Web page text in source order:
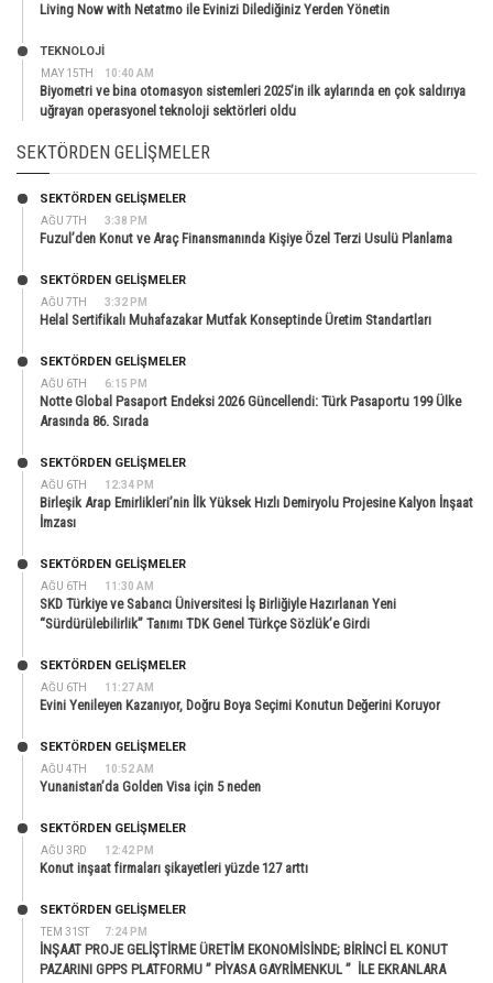
Living Now with Netatmo ile Evinizi Dilediğiniz Yerden Yönetin
MAY 15TH 10:40 AM
TEKNOLOJİ
Biyometri ve bina otomasyon sistemleri 2025’in ilk aylarında en çok saldırıya
uğrayan operasyonel teknoloji sektörleri oldu
SEKTÖRDEN GELIŞMELER
AĞU 7TH 3:38 PM
SEKTÖRDEN GELIŞMELER
Fuzul’den Konut ve Araç Finansmanında Kişiye Özel Terzi Usulü Planlama
AĞU 7TH 3:32 PM
SEKTÖRDEN GELIŞMELER
Helal Sertifikalı Muhafazakar Mutfak Konseptinde Üretim Standartları
AĞU 6TH 6:15 PM
SEKTÖRDEN GELIŞMELER
Notte Global Pasaport Endeksi 2026 Güncellendi: Türk Pasaportu 199 Ülke
Arasında 86. Sırada
AĞU 6TH 12:34 PM
SEKTÖRDEN GELIŞMELER
Birleşik Arap Emirlikleri’nin İlk Yüksek Hızlı Demiryolu Projesine Kalyon İnşaat
İmzası
AĞU 6TH 11:30 AM
SEKTÖRDEN GELIŞMELER
SKD Türkiye ve Sabancı Üniversitesi İş Birliğiyle Hazırlanan Yeni
“Sürdürülebilirlik” Tanımı TDK Genel Türkçe Sözlük’e Girdi
AĞU 6TH 11:27 AM
SEKTÖRDEN GELIŞMELER
Evini Yenileyen Kazanıyor, Doğru Boya Seçimi Konutun Değerini Koruyor
AĞU 4TH 10:52 AM
SEKTÖRDEN GELIŞMELER
Yunanistan’da Golden Visa için 5 neden
AĞU 3RD 12:42 PM
SEKTÖRDEN GELIŞMELER
Konut inşaat firmaları şikayetleri yüzde 127 arttı
TEM 31ST 7:24 PM
SEKTÖRDEN GELIŞMELER
İNŞAAT PROJE GELİŞTİRME ÜRETİM EKONOMİSİNDE; BİRİNCİ EL KONUT
PAZARINI GPPS PLATFORMU ” PİYASA GAYRİMENKUL ” İLE EKRANLARA